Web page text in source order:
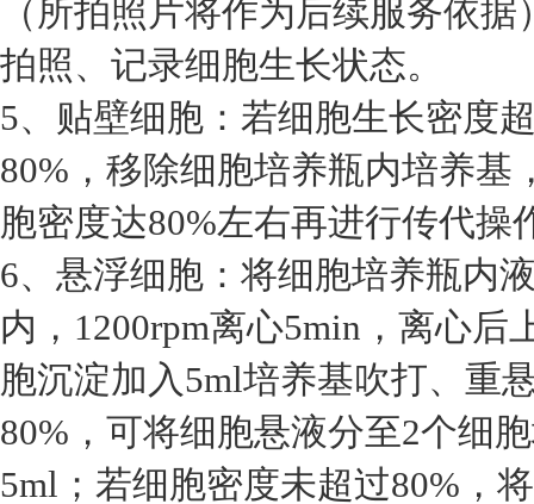
（所拍照片将作为后续服务依
拍照、记录细胞生长状态。
5、贴壁细胞：若细胞生长密度
80%，移除细胞培养瓶内培养
胞密度达80%左右再进行传代操
6、悬浮细胞：将细胞培养瓶内
内，1200rpm离心5min，离心
胞沉淀加入5ml培养基吹打、重
80%，可将细胞悬液分至2个细
5ml；若细胞密度未超过80%，